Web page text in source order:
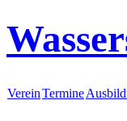
VereinTermine